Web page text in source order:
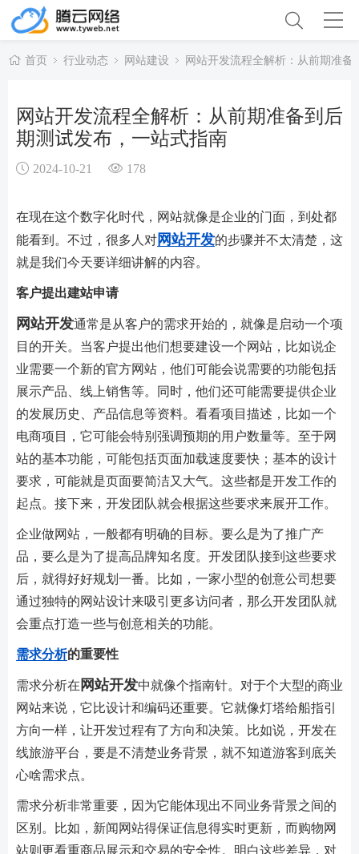
首页 行业动态 网站建设 网站开发流程全解析：从前期准
网站开发流程全解析：从前期准备到后
期测试发布，一站式指南
2024-10-21 178
在现在这个数字化时代，网站就像是企业的门面，到处都
能看到。不过，很多人对网站开发的步骤并不太清楚，这
就是我们今天要详细讲解的内容。
客户提出建站申请
网站开发通常是从客户的需求开始的，就像是启动一个项
目的开关。当客户提出他们想要建设一个网站，比如说企
业需要一个新的官方网站，他们可能会说需要的功能包括
展示产品、线上销售等。同时，他们还可能需要提供企业
的发展历史、产品信息等资料。看看项目描述，比如一个
电商项目，它可能会特别强调预期的用户数量等。至于网
站的基本功能，可能包括页面加载速度要快；基本的设计
要求，可能就是页面要简洁又大气。这些都是开发工作的
起点。接下来，开发团队就会根据这些要求来展开工作。
企业做网站，一般都有明确的目标。要么是为了推广产
品，要么是为了提高品牌知名度。开发团队接到这些要求
后，就得好好规划一番。比如，一家小型的创意公司想要
通过独特的网站设计来吸引更多访问者，那么开发团队就
会重点打造一些与创意相关的功能。
需求分析的重要性
需求分析在 网站开发中就像个指南针。对于个大型的商业
网站来说，它比设计和编码还重要。它就像灯塔给船指引
方向一样，让开发过程有了方向和决策。比如说，开发在
线旅游平台，要是不清楚业务背景，就不知道游客到底关
心啥需求点。
需求分析非常重要，因为它能体现出不同业务背景之间的
区别。比如，新闻网站得保证信息得实时更新，而购物网
站则更看重商品展示和交易的安全性。明白这些差异，对